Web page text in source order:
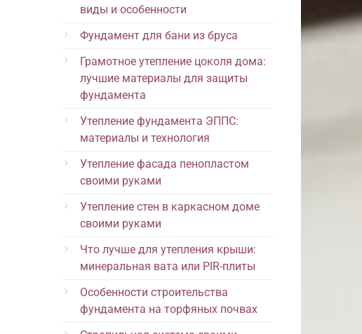
виды и особенности
Фундамент для бани из бруса
Грамотное утепление цоколя дома:
лучшие материалы для защиты
фундамента
Утепление фундамента ЭППС:
материалы и технология
Утепление фасада пенопластом
своими руками
Утепление стен в каркасном доме
своими руками
Что лучше для утепления крыши:
минеральная вата или PIR-плиты
Особенности строительства
фундамента на торфяных почвах